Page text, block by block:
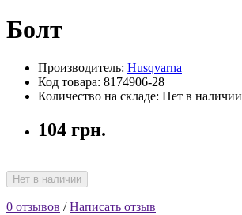
Болт
Производитель: Husqvarna
Код товара: 8174906-28
Количество на складе: Нет в наличии
104 грн.
Нет в наличии
0 отзывов /Написать отзыв